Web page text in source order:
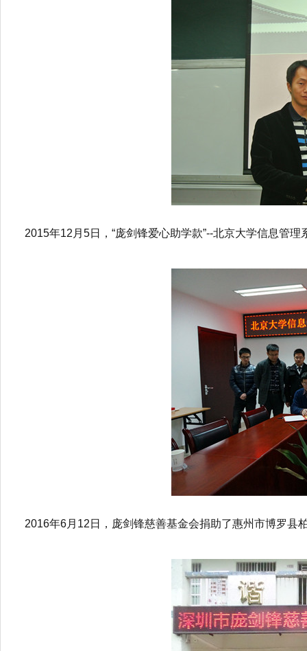
2015年12月5日，“庞剑锋爱心助学款”--北京大学信息管
2016年6月12日，庞剑锋慈善基金会捐助了惠州市博罗县